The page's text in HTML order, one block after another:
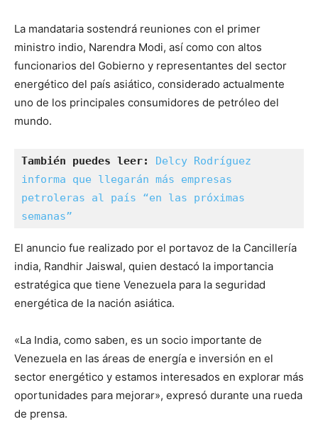
La mandataria sostendrá reuniones con el primer
ministro indio, Narendra Modi, así como con altos
funcionarios del Gobierno y representantes del sector
energético del país asiático, considerado actualmente
uno de los principales consumidores de petróleo del
mundo.
También puedes leer:
Delcy Rodríguez
informa que llegarán más empresas
petroleras al país “en las próximas
semanas”
El anuncio fue realizado por el portavoz de la Cancillería
india, Randhir Jaiswal, quien destacó la importancia
estratégica que tiene Venezuela para la seguridad
energética de la nación asiática.
«La India, como saben, es un socio importante de
Venezuela en las áreas de energía e inversión en el
sector energético y estamos interesados en explorar más
oportunidades para mejorar», expresó durante una rueda
de prensa.